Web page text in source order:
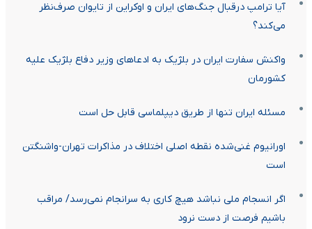
آیا ترامپ درقبال جنگ‌های ایران و اوکراین از تایوان صرف‌نظر
می‌کند؟
واکنش سفارت ایران در بلژیک به ادعاهای وزیر دفاع بلژیک علیه
کشورمان
مسئله ایران تنها از طریق دیپلماسی قابل حل است
اورانیوم غنی‌شده نقطه اصلی اختلاف در مذاکرات تهران-واشنگتن
است
اگر انسجام ملی نباشد هیچ کاری به سرانجام نمی‌رسد/ مراقب
باشیم فرصت از دست نرود